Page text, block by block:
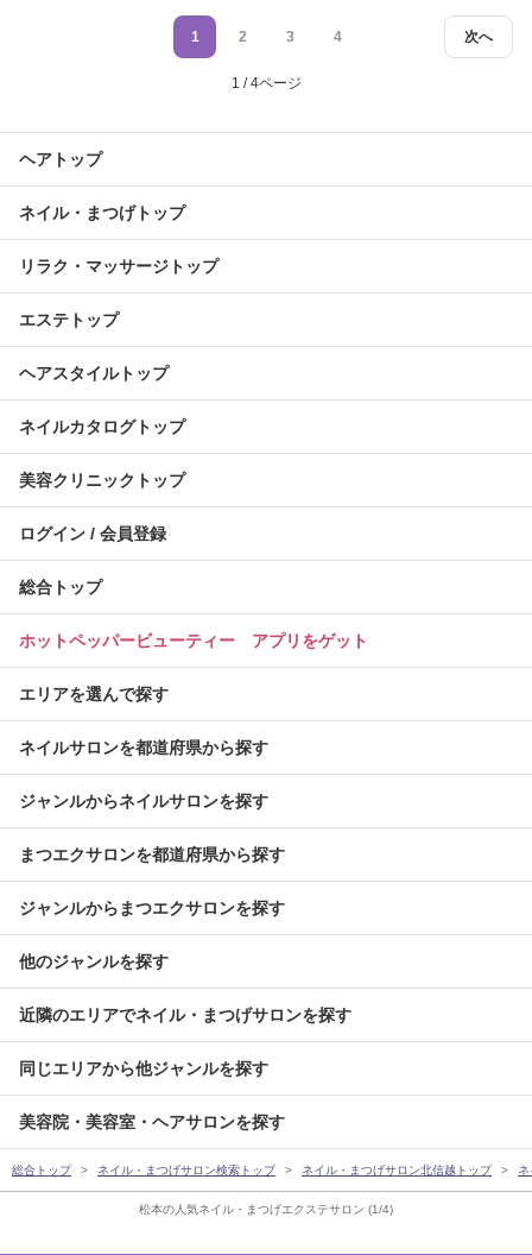
松本の人気ネイル・まつげエクステサロン (1/4)
次へ
1 2 3 4
1 / 4ページ
ヘアトップ
ネイル・まつげトップ
リラク・マッサージトップ
エステトップ
ヘアスタイルトップ
ネイルカタログトップ
美容クリニックトップ
ログイン / 会員登録
総合トップ
ホットペッパービューティー アプリをゲット
エリアを選んで探す
ネイルサロンを都道府県から探す
ジャンルからネイルサロンを探す
まつエクサロンを都道府県から探す
ジャンルからまつエクサロンを探す
他のジャンルを探す
近隣のエリアでネイル・まつげサロンを探す
同じエリアから他ジャンルを探す
美容院・美容室・ヘアサロンを探す
総合トップ ネイル・まつげサロン検索トップ ネイル・まつげサロン北信越トップ